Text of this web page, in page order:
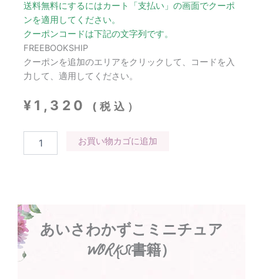
送料無料にするにはカート「支払い」の画面でクーポ
ンを適用してください。
クーポンコードは下記の文字列です。
FREEBOOKSHIP
クーポンを追加のエリアをクリックして、コードを入
力して、適用してください。
¥ 1,320 (税込）
こ
ミ
ニ
チ
ュ
お買い物カゴに追加
あいさわかずこミニチュア
WORKS(書籍）